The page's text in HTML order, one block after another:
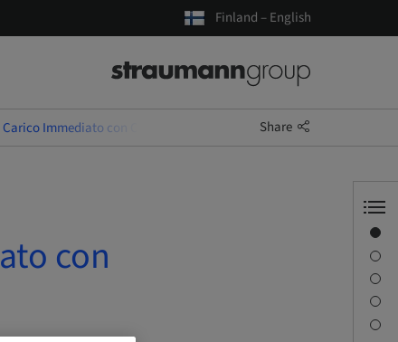
Finland – English
Immediato con Chirurgia Guidata Share
con